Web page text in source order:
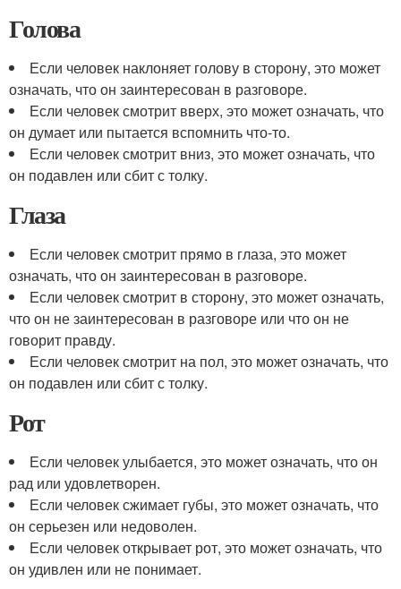
Голова
Если человек наклоняет голову в сторону, это может
означать, что он заинтересован в разговоре.
Если человек смотрит вверх, это может означать, что
он думает или пытается вспомнить что-то.
Если человек смотрит вниз, это может означать, что
он подавлен или сбит с толку.
Глаза
Если человек смотрит прямо в глаза, это может
означать, что он заинтересован в разговоре.
Если человек смотрит в сторону, это может означать,
что он не заинтересован в разговоре или что он не
говорит правду.
Если человек смотрит на пол, это может означать, что
он подавлен или сбит с толку.
Рот
Если человек улыбается, это может означать, что он
рад или удовлетворен.
Если человек сжимает губы, это может означать, что
он серьезен или недоволен.
Если человек открывает рот, это может означать, что
он удивлен или не понимает.